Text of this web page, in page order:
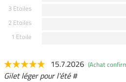
3 Etoiles
2 Etoiles
1 Etoile
15.7.2026 (Achat
Gilet léger pour l'été #